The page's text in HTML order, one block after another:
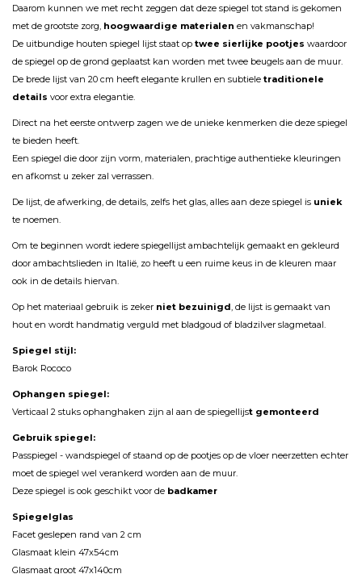
Daarom kunnen we met recht zeggen dat deze spiegel tot stand is gekomen
met de grootste zorg, hoogwaardige materialen en vakmanschap!
De uitbundige houten spiegel lijst staat op twee sierlijke pootjes waardoor
de spiegel op de grond geplaatst kan worden met twee beugels aan de muur.
De brede lijst van 20 cm heeft elegante krullen en subtiele traditionele
details voor extra elegantie.
Direct na het eerste ontwerp zagen we de unieke kenmerken die deze spiegel
te bieden heeft.
Een spiegel die door zijn vorm, materialen, prachtige authentieke kleuringen
en afkomst u zeker zal verrassen.
De lijst, de afwerking, de details, zelfs het glas, alles aan deze spiegel is uniek
te noemen.
Om te beginnen wordt iedere spiegellijst ambachtelijk gemaakt en gekleurd
door ambachtslieden in Italië, zo heeft u een ruime keus in de kleuren maar
ook in de details hiervan.
Op het materiaal gebruik is zeker niet bezuinigd, de lijst is gemaakt van
hout en wordt handmatig verguld met bladgoud of bladzilver slagmetaal.
Spiegel stijl:
Barok Rococo
Ophangen spiegel:
Verticaal 2 stuks ophanghaken zijn al aan de spiegellijst gemonteerd
Gebruik spiegel:
Passpiegel - wandspiegel of staand op de pootjes op de vloer neerzetten echter
moet de spiegel wel verankerd worden aan de muur.
Deze spiegel is ook geschikt voor de badkamer
Spiegelglas
Facet geslepen rand van 2 cm
Glasmaat klein 47x54cm
Glasmaat groot 47x140cm